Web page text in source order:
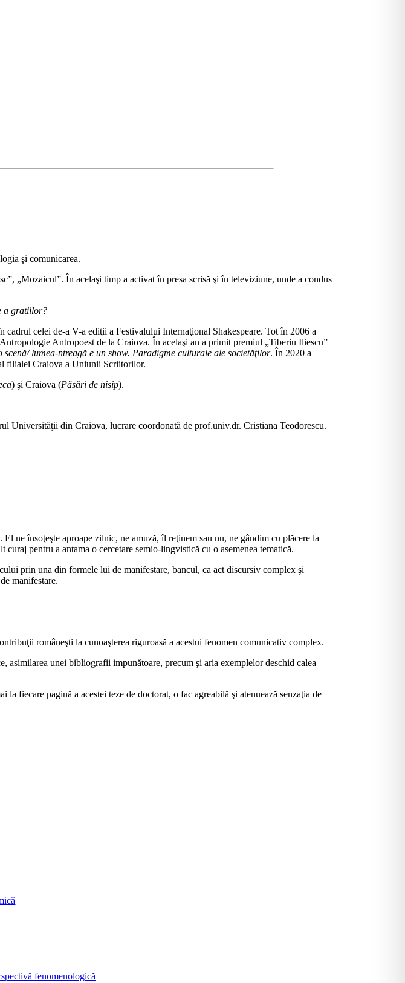
şi comunicarea.
„Mozaicul”. În acelaşi timp a activat în presa scrisă şi în televiziune, unde a condus
a gratiilor?
cadrul celei de-a V-a ediţii a Festivalului Internaţional Shakespeare. Tot în 2006 a
Antropoest de la Craiova. În acelaşi an a primit premiul „Tiberiu Iliescu”
scenă/ lumea-ntreagă e un show. Paradigme culturale ale societăţilor. În 2020 a
filialei Craiova a Uniunii Scriitorilor.
) şi Craiova (Păsări de nisip).
Universităţii din Craiova, lucrare coordonată de prof.univ.dr. Cristiana Teodorescu.
ne însoţeşte aproape zilnic, ne amuză, îl reţinem sau nu, ne gândim cu plăcere la
pentru a antama o cercetare semio-lingvistică cu o asemenea tematică.
prin una din formele lui de manifestare, bancul, ca act discursiv complex şi
manifestare.
româneşti la cunoaşterea riguroasă a acestui fenomen comunicativ complex.
asimilarea unei bibliografii impunătoare, precum şi aria exemplelor deschid calea
fiecare pagină a acestei teze de doctorat, o fac agreabilă şi atenuează senzaţia de